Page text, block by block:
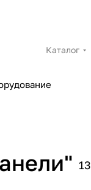
Каталог
13